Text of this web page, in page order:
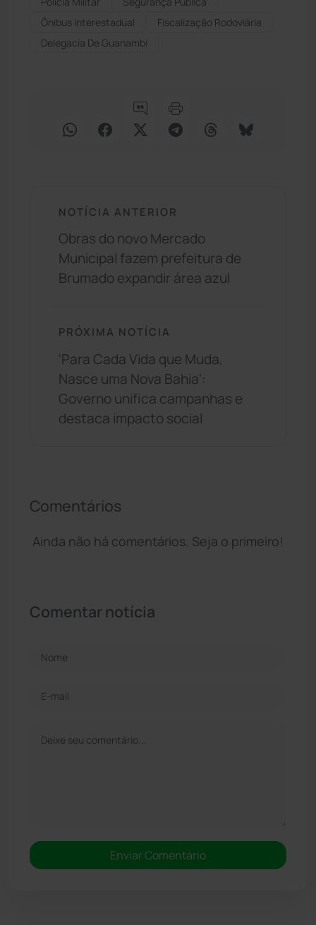
Ônibus Interestadual
Fiscalização Rodoviária
Delegacia De Guanambi
NOTÍCIA ANTERIOR
Obras do novo Mercado
Municipal fazem prefeitura de
Brumado expandir área azul
PRÓXIMA NOTÍCIA
'Para Cada Vida que Muda,
Nasce uma Nova Bahia':
Governo unifica campanhas e
destaca impacto social
Comentários
Ainda não há comentários. Seja o primeiro!
Comentar notícia